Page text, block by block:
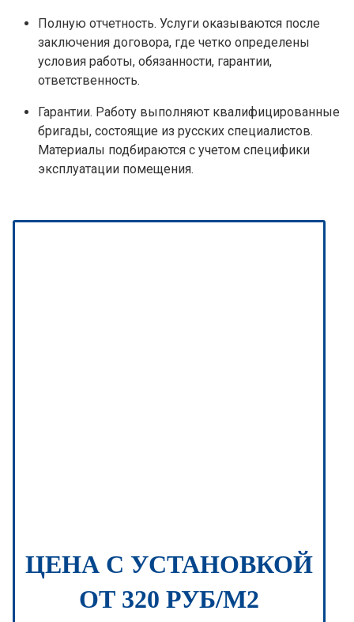
Полную отчетность. Услуги оказываются после
заключения договора, где четко определены
условия работы, обязанности, гарантии,
ответственность.
Гарантии. Работу выполняют квалифицированные
бригады, состоящие из русских специалистов.
Материалы подбираются с учетом специфики
эксплуатации помещения.
ЦЕНА С УСТАНОВКОЙ
ОТ 320 РУБ/М2